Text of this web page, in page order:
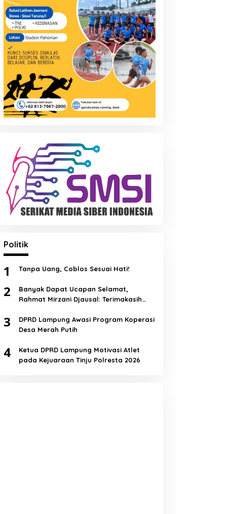
Politik
1 Tanpa Uang, Coblos Sesuai Hati!
2
Banyak Dapat Ucapan Selamat,
Rahmat Mirzani Djausal: Terimakasih
3
DPRD Lampung Awasi Program Koperasi
Desa Merah Putih
4
Ketua DPRD Lampung Motivasi Atlet
pada Kejuaraan Tinju Polresta 2026